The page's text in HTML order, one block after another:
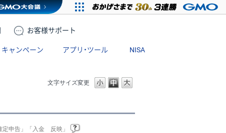
お客様サポート
キャンペーン アプリ・ツール NISA
文字サイズ変更
申告」「入金 反映」